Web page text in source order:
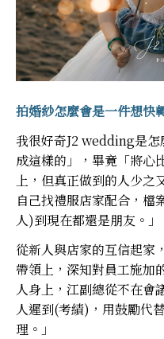
拍婚紗怎麼會是一件想快
我很好奇J2 wedding是怎
成這樣的」，畢竟「將心
上，但真正做到的人少之
自己找禮服店家配合，檔
人)到現在都還是朋友。」
從新人與店家的互信起家
帶領上，深知對員工施加
人身上，江副總從不在會
人遲到(考績)，用鼓勵代
理。」